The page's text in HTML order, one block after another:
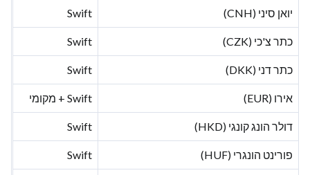
יואן סיני (CNH) Swift
כתר צ'כי (CZK) Swift
כתר דני (DKK) Swift
אירו (EUR) Swift + מקומי
דולר הונג קונגי (HKD) Swift
פורינט הונגרי (HUF) Swift